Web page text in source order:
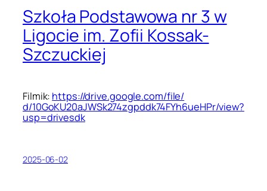
Szkoła Podstawowa nr 3 w
Ligocie im. Zofii Kossak-
Szczuckiej
Filmik: https://drive.google.com/file/
d/10GoKU20aJWSk274zgpddk74FYh6ueHPr/view?
usp=drivesdk
2025-06-02